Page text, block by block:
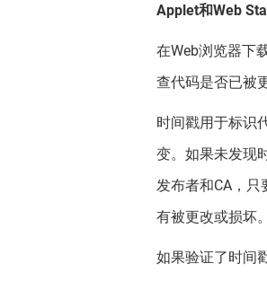
Applet和Web
在Web浏览器下
查代码是否已被
时间戳用于标识
变。如果未发现
发布者和CA，
有被更改或损坏。
如果验证了时间